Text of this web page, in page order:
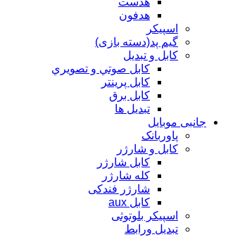
هدفون
اسپیکر
گیم پد(دسته بازی)
کابل و تبدیل
كابل صوتي و تصويري
کابل پرینتر
کابل برق
تبدیل ها
جانبی موبایل
پاوربانک
کابل و شارژر
کابل شارژر
کله شارژر
شارژر فندکی
کابل aux
اسپیکر بلوتوثی
تبدیل ورابط